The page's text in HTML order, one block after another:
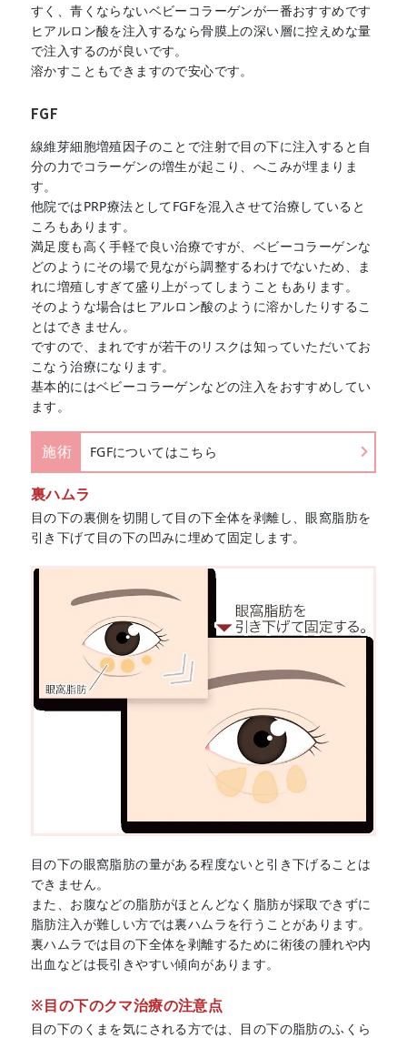
すく、青くならないベビーコラーゲンが一番おすすめです
ヒアルロン酸を注入するなら骨膜上の深い層に控えめな量
で注入するのが良いです。
溶かすこともできますので安心です。
FGF
線維芽細胞増殖因子のことで注射で目の下に注入すると自
分の力でコラーゲンの増生が起こり、へこみが埋まりま
す。
他院ではPRP療法としてFGFを混入させて治療していると
ころもあります。
満足度も高く手軽で良い治療ですが、ベビーコラーゲンな
どのようにその場で見ながら調整するわけでないため、ま
れに増殖しすぎて盛り上がってしまうこともあります。
そのような場合はヒアルロン酸のように溶かしたりするこ
とはできません。
ですので、まれですが若干のリスクは知っていただいてお
こなう治療になります。
基本的にはベビーコラーゲンなどの注入をおすすめしてい
ます。
施術 FGFについてはこちら
裏ハムラ
目の下の裏側を切開して目の下全体を剥離し、眼窩脂肪を
引き下げて目の下の凹みに埋めて固定します。
目の下の眼窩脂肪の量がある程度ないと引き下げることは
できません。
また、お腹などの脂肪がほとんどなく脂肪が採取できずに
脂肪注入が難しい方では裏ハムラを行うことがあります。
裏ハムラでは目の下全体を剥離するために術後の腫れや内
出血などは長引きやすい傾向があります。
※目の下のクマ治療の注意点
目の下のくまを気にされる方では、目の下の脂肪のふくら